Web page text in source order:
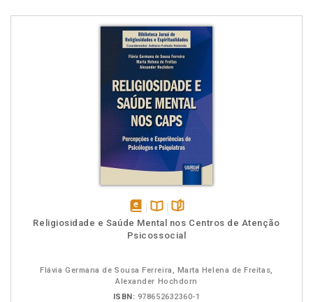
disponível
em
Disponível
na
páginas
Religiosidade e Saúde Mental nos Centros de Atenção
Psicossocial
Flávia Germana de Sousa Ferreira, Marta Helena de Freitas,
Alexander Hochdorn
ISBN: 978652632360-1